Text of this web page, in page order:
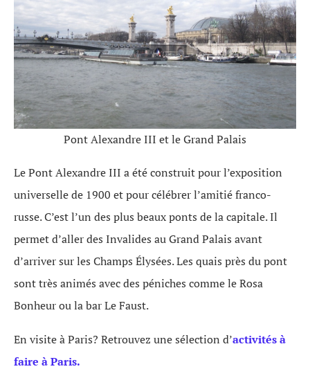
Pont Alexandre III et le Grand Palais
Le Pont Alexandre III a été construit pour l’exposition
universelle de 1900 et pour célébrer l’amitié franco-
russe. C’est l’un des plus beaux ponts de la capitale. Il
permet d’aller des Invalides au Grand Palais avant
d’arriver sur les Champs Élysées. Les quais près du pont
sont très animés avec des péniches comme le Rosa
Bonheur ou la bar Le Faust.
En visite à Paris? Retrouvez une sélection d’activités à
faire à Paris.